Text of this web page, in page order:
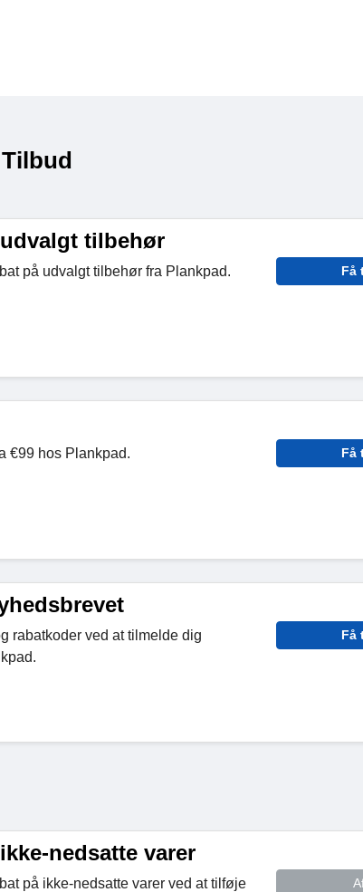
tilbehør
på udvalgt tilbehør fra Plankpad. Få
€99 hos Plankpad. Få
rabatkoder ved at tilmelde dig
Få
nedsatte varer
på ikke-nedsatte varer ved at tilføje